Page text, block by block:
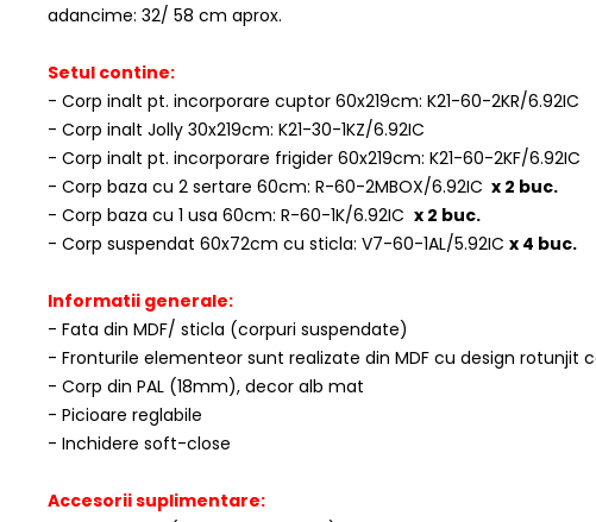
adancime: 32/ 58 cm aprox.
Setul contine:
- Corp inalt pt. incorporare cuptor 60x219cm: K21-60-2KR/6.92IC
- Corp inalt Jolly 30x219cm: K21-30-1KZ/6.92IC
- Corp inalt pt. incorporare frigider 60x219cm: K21-60-2KF/6.92IC
- Corp baza cu 2 sertare 60cm: R-60-2MBOX/6.92IC x 2 buc.
- Corp baza cu 1 usa 60cm: R-60-1K/6.92IC x 2 buc.
- Corp suspendat 60x72cm cu sticla: V7-60-1AL/5.92IC x 4 buc.
Informatii generale:
- Fata din MDF/ sticla (corpuri suspendate)
- Fronturile elementeor sunt realizate din MDF cu design
- Corp din PAL (18mm), decor alb mat
- Picioare reglabile
- Inchidere soft-close
Accesorii suplimentare: